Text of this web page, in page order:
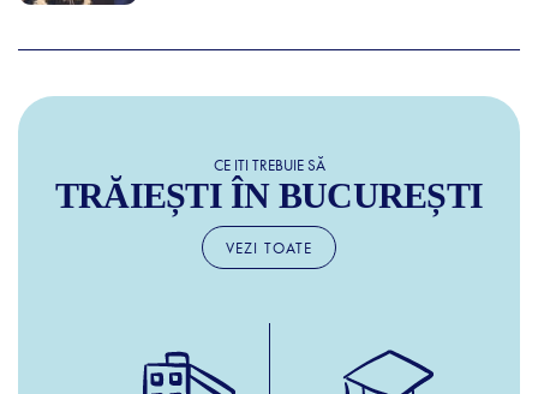
CE ITI TREBUIE SĂ
TRĂIEȘTI ÎN BUCUREȘTI
VEZI TOATE